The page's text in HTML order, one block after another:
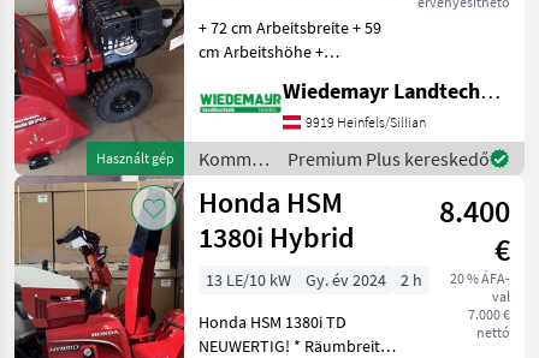
Használt gép
+ 72 cm Arbeitsbreite + 59
cm Arbeitshöhe +
Kamin vom Holm aus
mechanisch verstellbar +
Spezialbereifung 14x4.00-6
+ Scheinwerfer + H
Wiedemayr Landtechnik GmbH
9919 Heinfels/Sillian
Kommunális
gépek /
Honda
Premium Plus kereskedő
Honda HSM
1380i Hybrid
8.400
€
20 % ÁFA-
val
7.000 €
nettó
13 LE/10 kW Gy. év 2024
2 h
Honda HSM 1380i TD
NEUWERTIG! * Räumbreite